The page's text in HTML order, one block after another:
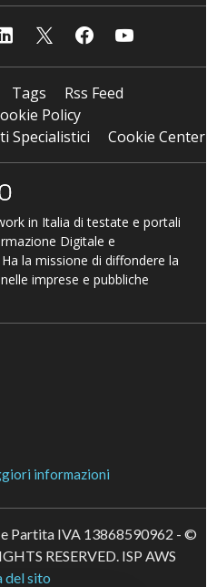
Tags
Rss Feed
Policy
Specialistici
Cookie Center
in Italia di testate e portali
Digitale e
la missione di diffondere la
imprese e pubbliche
informazioni
Partita IVA 13868590962 - ©
RESERVED. ISP AWS
del sito